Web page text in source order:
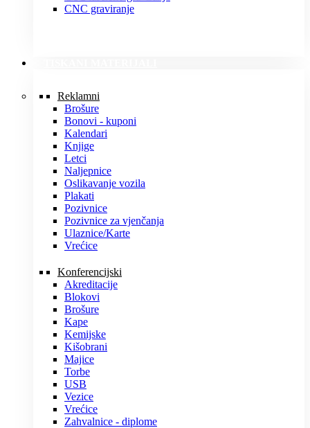
CNC graviranje
Reklamni
Brošure
Bonovi - kuponi
Kalendari
Knjige
Letci
Naljepnice
Oslikavanje vozila
Plakati
Pozivnice
Pozivnice za vjenčanja
Ulaznice/Karte
Vrećice
Konferencijski
Akreditacije
Blokovi
Brošure
Kape
Kemijske
Kišobrani
Majice
Torbe
USB
Vezice
Vrećice
Zahvalnice - diplome